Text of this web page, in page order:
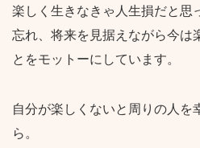
楽しく生きなきゃ人生損だと思
忘れ、将来を見据えながら今は
とをモットーにしています。
自分が楽しくないと周りの人を
ら。